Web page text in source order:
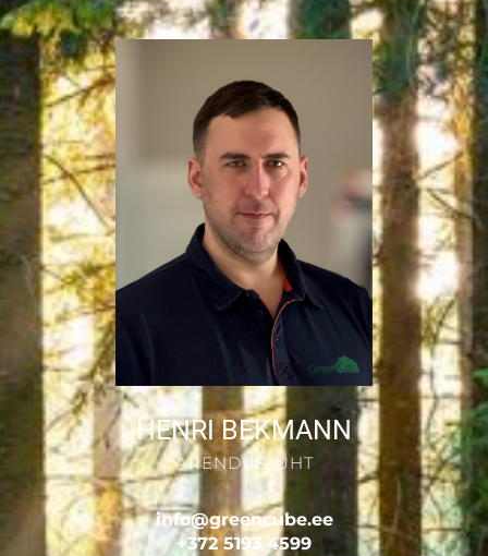
HENRI BEKMANN
ARENDUSJUHT
info@greencube.ee
+372 5193 4599